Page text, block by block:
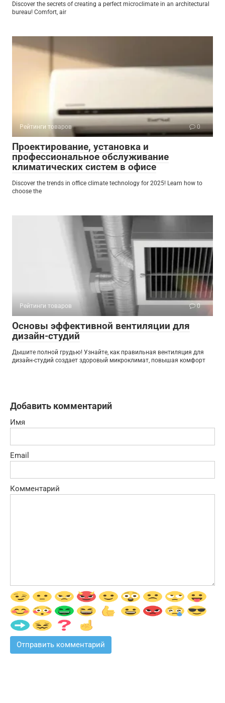
Discover the secrets of creating a perfect microclimate in an architectural
bureau! Comfort, air
Рейтинги товаров 0
Проектирование, установка и
профессиональное обслуживание
климатических систем в офисе
Discover the trends in office climate technology for 2025! Learn how to
choose the
Рейтинги товаров 0
Основы эффективной вентиляции для
дизайн-студий
Дышите полной грудью! Узнайте, как правильная вентиляция для
дизайн-студий создает здоровый микроклимат, повышая комфорт
Добавить комментарий
Имя
Email
Комментарий